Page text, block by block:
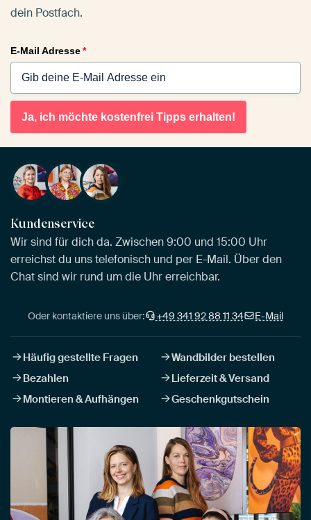
dein Postfach.
E-Mail Adresse*
Ja, ich möchte kostenfrei Tipps erhalten!
Kundenservice
Wir sind für dich da. Zwischen 9:00 und 15:00 Uhr
erreichst du uns telefonisch und per E-Mail. Über den
Chat sind wir rund um die Uhr erreichbar.
Oder kontaktiere uns über: +49 341 92 88 11 34 E-Mail
Häufig gestellte Fragen
Wandbilder bestellen
Bezahlen
Lieferzeit & Versand
Montieren & Aufhängen
Geschenkgutschein